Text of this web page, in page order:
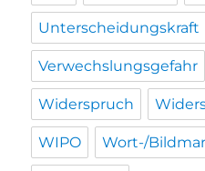
Unterscheidungskraft
Verwechslungsgefahr
Widerspruch
WIPO Wort-/